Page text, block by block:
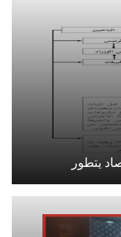
يتطور